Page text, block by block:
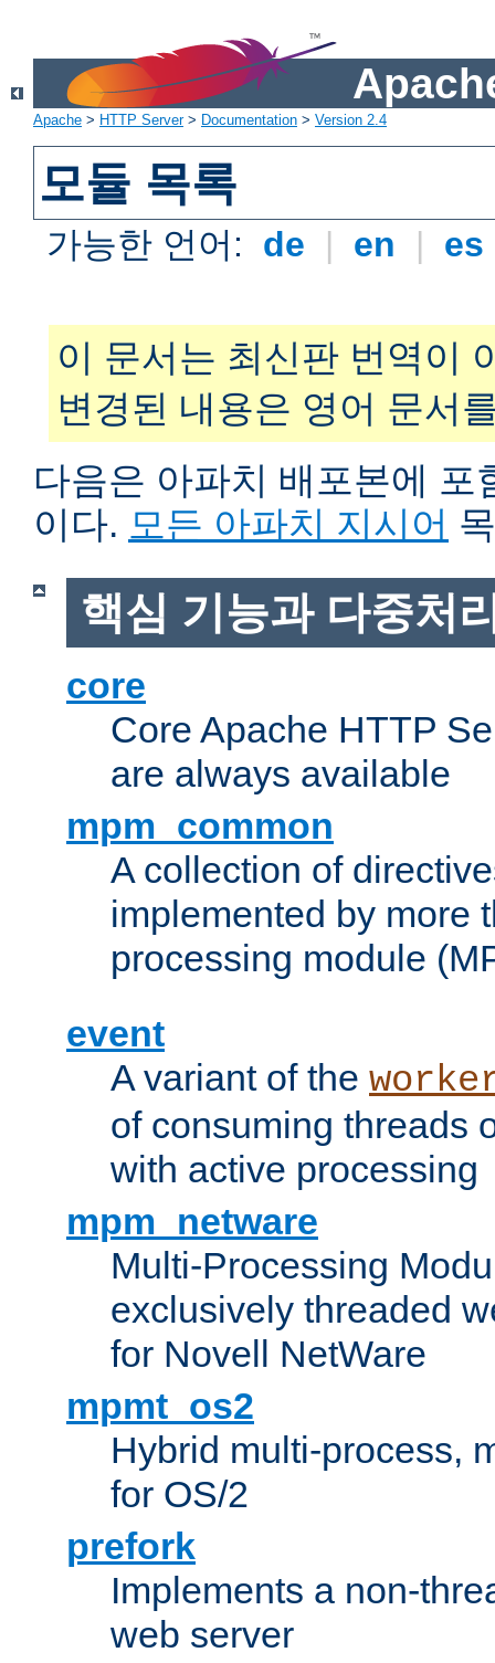
Apache > HTTP Server> Documentation > Version 2.4
모듈 목록
가능한 언어: de | en | es
이 문서는 최신판 번역이
변경된 내용은 영어 문서
다음은 아파치 배포본에 포
이다. 모든 아파치 지시어
핵심 기능과 다중처
core
Core Apache HTTP
are always available
mpm_common
A collection of
implemented by more
processing module
event
A variant of the
of consuming threads
with active processing
mpm_netware
Multi-Processing
exclusively threaded
for Novell NetWare
mpmt_os2
Hybrid multi-process,
for OS/2
prefork
Implements a non-
web server